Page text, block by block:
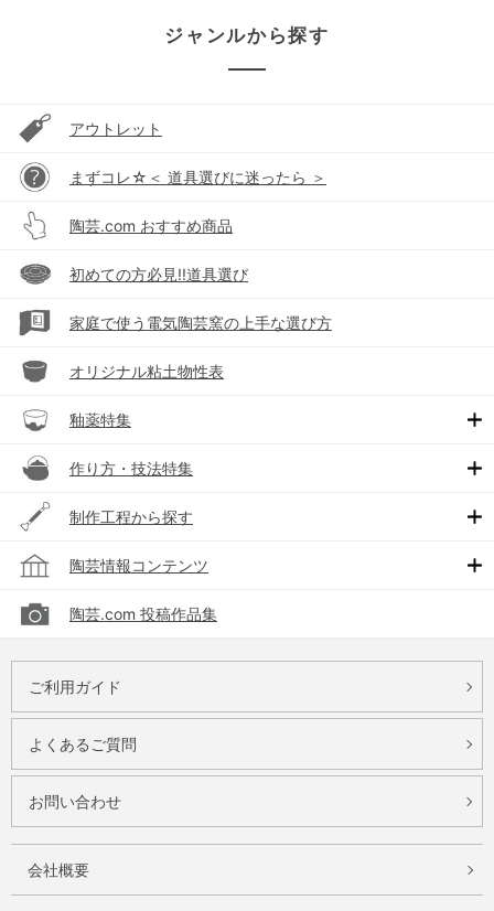
ジャンルから探す
アウトレット
まずコレ☆＜ 道具選びに迷ったら ＞
陶芸.com おすすめ商品
初めての方必見!!道具選び
家庭で使う電気陶芸窯の上手な選び方
オリジナル粘土物性表
釉薬特集
作り方・技法特集
制作工程から探す
陶芸情報コンテンツ
陶芸.com 投稿作品集
ご利用ガイド
よくあるご質問
お問い合わせ
会社概要